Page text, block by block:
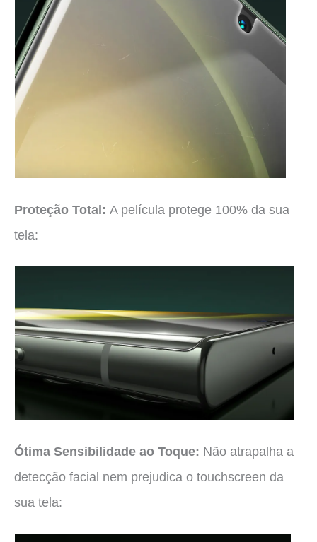
Proteção Total: A película protege 100% da sua
tela:
Ótima Sensibilidade ao Toque: Não atrapalha a
detecção facial nem prejudica o touchscreen da
sua tela: